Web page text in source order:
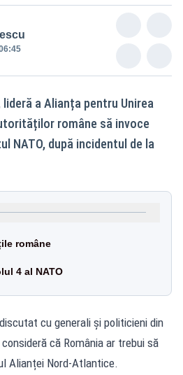
lideră a Alianța pentru Unirea
române să invoce
NATO, după incidentul de la
române
4 al NATO
cu generali și politicieni din
că România ar trebui să
Alianței Nord-Atlantice.